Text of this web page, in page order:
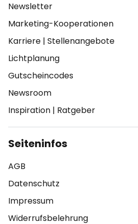
Newsletter
Marketing-Kooperationen
Karriere | Stellenangebote
Lichtplanung
Gutscheincodes
Newsroom
Inspiration | Ratgeber
Seiteninfos
AGB
Datenschutz
Impressum
Widerrufsbelehrung